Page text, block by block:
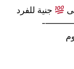
جنية للفرد